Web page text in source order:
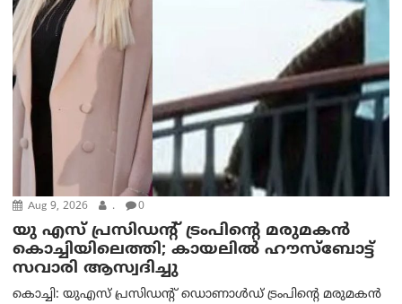
Aug 9, 2026 . 0
യു എസ് പ്രസിഡന്റ് ട്രംപിന്റെ മരുമകൻ
കൊച്ചിയിലെത്തി; കായലിൽ ഹൗസ്ബോട്ട്
സവാരി ആസ്വദിച്ചു
കൊച്ചി: യുഎസ് പ്രസിഡന്റ് ഡൊണാൾഡ് ട്രംപിന്റെ മരുമകൻ